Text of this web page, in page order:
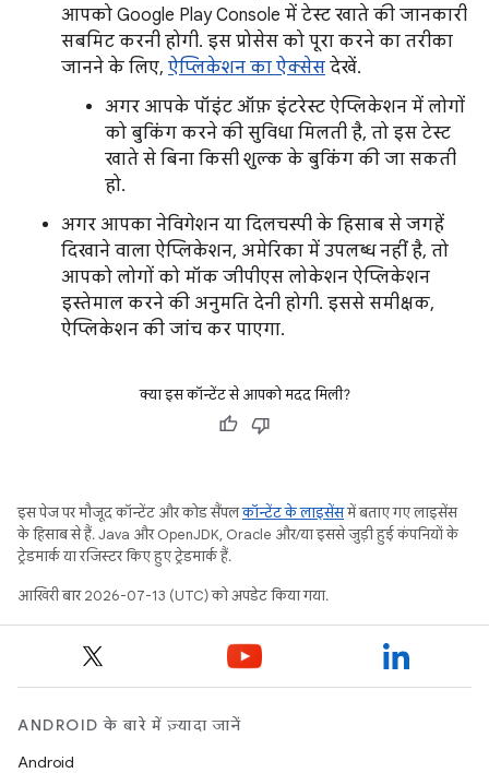
आपको Google Play Console में टेस्ट खाते की जानकारी
सबमिट करनी होगी. इस प्रोसेस को पूरा करने का तरीका
जानने के लिए, ऐप्लिकेशन का ऐक्सेस देखें.
अगर आपके पॉइंट ऑफ़ इंटरेस्ट ऐप्लिकेशन में लोगों
को बुकिंग करने की सुविधा मिलती है, तो इस टेस्ट
खाते से बिना किसी शुल्क के बुकिंग की जा सकती
हो.
अगर आपका नेविगेशन या दिलचस्पी के हिसाब से जगहें
दिखाने वाला ऐप्लिकेशन, अमेरिका में उपलब्ध नहीं है, तो
आपको लोगों को मॉक जीपीएस लोकेशन ऐप्लिकेशन
इस्तेमाल करने की अनुमति देनी होगी. इससे समीक्षक,
ऐप्लिकेशन की जांच कर पाएगा.
क्या इस कॉन्टेंट से आपको मदद मिली?
इस पेज पर मौजूद कॉन्टेंट और कोड सैंपलकॉन्टेंट के लाइसेंसमें बताए गए लाइसेंस
के हिसाब से हैं. Java और OpenJDK, Oracle और/या इससे जुड़ी हुई कंपनियों के
ट्रेडमार्क या रजिस्टर किए हुए ट्रेडमार्क हैं.
आखिरी बार 2026-07-13 (UTC) को अपडेट किया गया.
ANDROID के बारे में ज़्यादा जानें
Android